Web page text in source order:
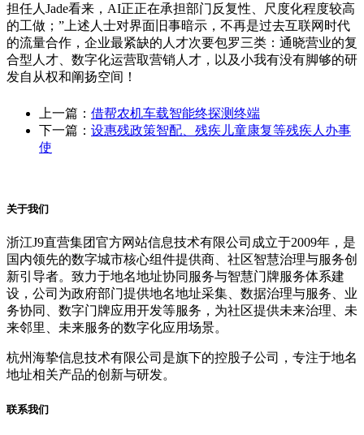
担任人Jade看来，AI正正在承担部门反复性、尺度化程度较高
的工做；”上述人士对界面旧事暗示，不再是过去互联网时代
的流量合作，企业最紧缺的人才次要包罗三类：通晓营业的复
合型人才、数字化运营取营销人才，以及小我有没有脚够的研
发自从权和阐扬空间！
上一篇： 借帮农机车载智能终探测终端
下一篇： 设惠残政策智配、残疾儿童康复等残疾人办事
使
关于我们
浙江J9直营集团官方网站信息技术有限公司成立于2009年，是
国内领先的数字城市核心组件提供商、社区智慧治理与服务创
新引导者。致力于地名地址协同服务与智慧门牌服务体系建
设，公司为政府部门提供地名地址采集、数据治理与服务、业
务协同、数字门牌应用开发等服务，为社区提供未来治理、未
来邻里、未来服务的数字化应用场景。
杭州海挚信息技术有限公司是旗下的控股子公司，专注于地名
地址相关产品的创新与研发。
联系我们